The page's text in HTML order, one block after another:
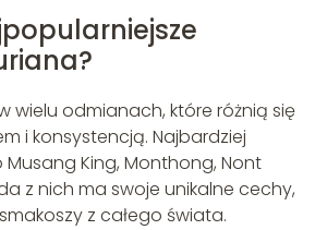
wielu odmianach, które różnią się
i konsystencją. Najbardziej
King, Monthong, Nont
z nich ma swoje unikalne cechy,
z całego świata.